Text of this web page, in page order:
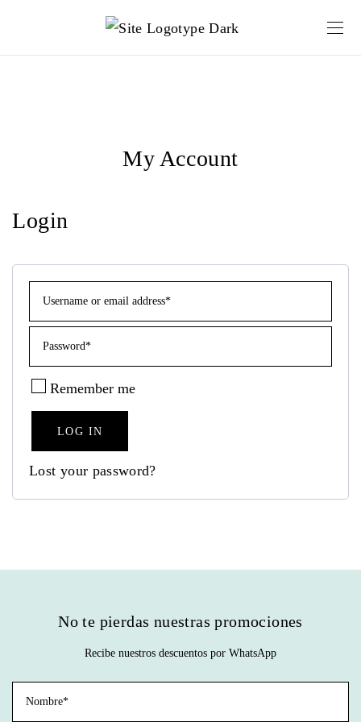
My Account
Login
Remember me
LOG IN
Lost your password?
No te pierdas nuestras promociones
Recibe nuestros descuentos por WhatsApp